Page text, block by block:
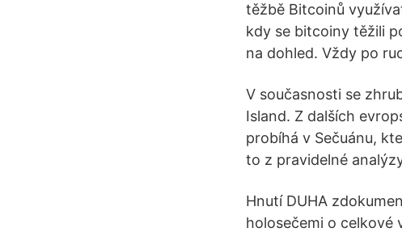
těžbě Bitcoinů
kdy se bitcoiny těžili
na dohled. Vždy po
V současnosti se
Island. Z dalších
probíhá v Sečuánu,
to z pravidelné
Hnutí DUHA
holosečemi o